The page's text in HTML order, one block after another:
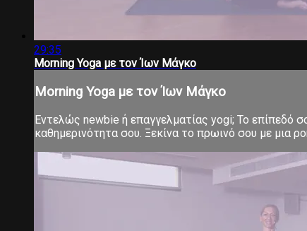
29:35
Morning Yoga με τον Ίων Μάγκο
Morning Yoga με τον Ίων Μάγκο
Εντελώς newbie ή επαγγελματίας yogi; Το επίπεδό
καθημερινότητα σου. Ξεκίνα το πρωινό σου με μια